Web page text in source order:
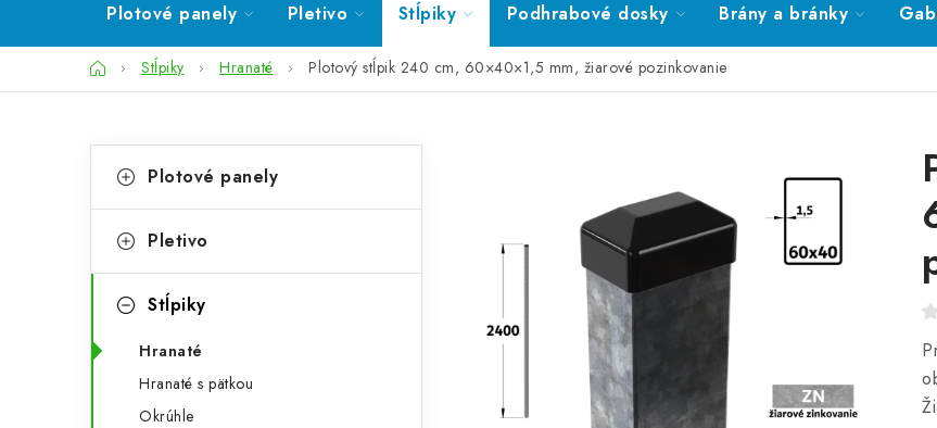
Plotové panely Pletivo Stĺpiky Podhrabové dosky Brány a bránky
DomovStĺpiky Hranaté Plotový stĺpik 240 cm, 60×40×1,5 mm, žiarové pozinkovanie
o
n
ý
p
kategórie
a
e
ó
Plotové panely
Pletivo
Stĺpiky
Hranaté
Hranaté s pätkou
Okrúhle